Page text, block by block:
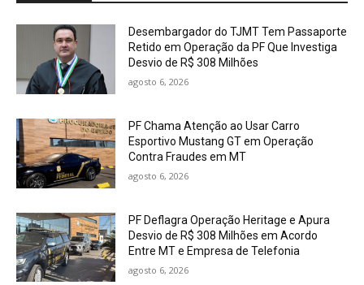
Desembargador do TJMT Tem Passaporte
Retido em Operação da PF Que Investiga
Desvio de R$ 308 Milhões
agosto 6, 2026
PF Chama Atenção ao Usar Carro
Esportivo Mustang GT em Operação
Contra Fraudes em MT
agosto 6, 2026
PF Deflagra Operação Heritage e Apura
Desvio de R$ 308 Milhões em Acordo
Entre MT e Empresa de Telefonia
agosto 6, 2026